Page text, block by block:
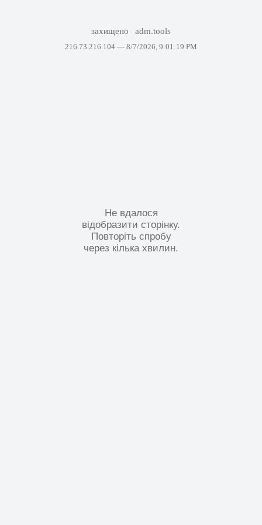
захищено adm.tools
216.73.216.104 — 8/7/2026, 9:01:19 PM
Не вдалося
відобразити сторінку.
Повторіть спробу
через кілька хвилин.